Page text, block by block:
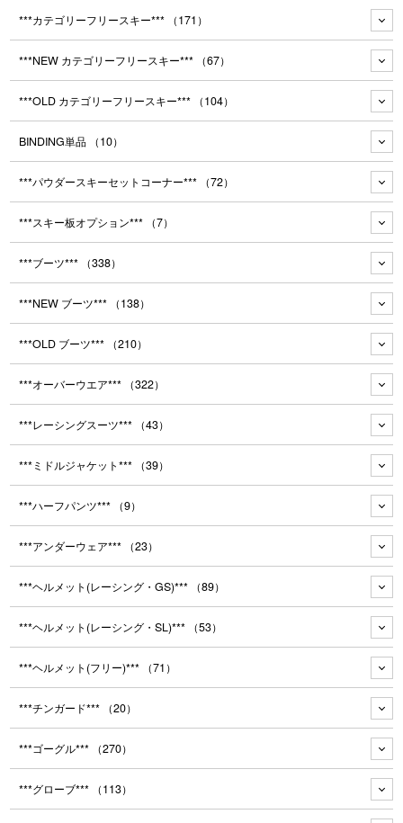
***カテゴリーフリースキー*** （171）
***NEW カテゴリーフリースキー*** （67）
***OLD カテゴリーフリースキー*** （104）
BINDING単品 （10）
***パウダースキーセットコーナー*** （72）
***スキー板オプション*** （7）
***ブーツ*** （338）
***NEW ブーツ*** （138）
***OLD ブーツ*** （210）
***オーバーウエア*** （322）
***レーシングスーツ*** （43）
***ミドルジャケット*** （39）
***ハーフパンツ*** （9）
***アンダーウェア*** （23）
***ヘルメット(レーシング・GS)*** （89）
***ヘルメット(レーシング・SL)*** （53）
***ヘルメット(フリー)*** （71）
***チンガード*** （20）
***ゴーグル*** （270）
***グローブ*** （113）